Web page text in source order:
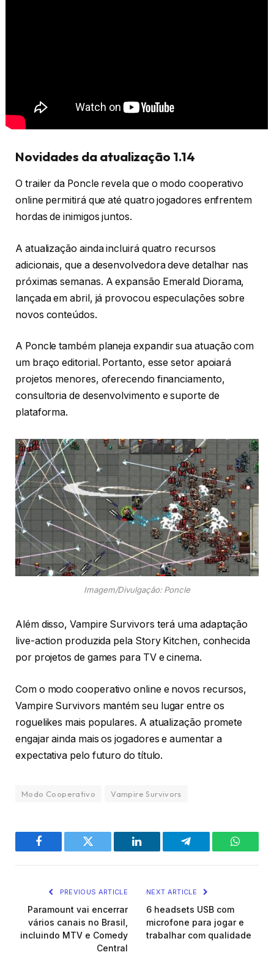
Novidades da atualização 1.14
O trailer da Poncle revela que o modo cooperativo
online permitirá que até quatro jogadores enfrentem
hordas de inimigos juntos.
A atualização ainda incluirá quatro recursos
adicionais, que a desenvolvedora deve detalhar nas
próximas semanas. A expansão Emerald Diorama,
lançada em abril, já provocou especulações sobre
novos conteúdos.
A Poncle também planeja expandir sua atuação com
um braço editorial. Portanto, esse setor apoiará
projetos menores, oferecendo financiamento,
consultoria de desenvolvimento e suporte de
plataforma.
Imagem/Divulgação: Poncle
Além disso, Vampire Survivors terá uma adaptação
live-action produzida pela Story Kitchen, conhecida
por projetos de games para TV e cinema.
Com o modo cooperativo online e novos recursos,
Vampire Survivors mantém seu lugar entre os
roguelikes mais populares. A atualização promete
engajar ainda mais os jogadores e aumentar a
expectativa pelo futuro do título.
Modo Cooperativo Vampire Survivors
Facebook Twitter LinkedIn Telegram
PREVIOUS ARTICLE
Paramount vai encerrar
vários canais no Brasil,
incluindo MTV e Comedy
Central
NEXT ARTICLE
6 headsets USB com
microfone para jogar e
trabalhar com qualidade